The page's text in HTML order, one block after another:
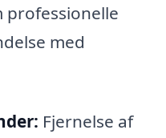
professionelle
med
Fjernelse af